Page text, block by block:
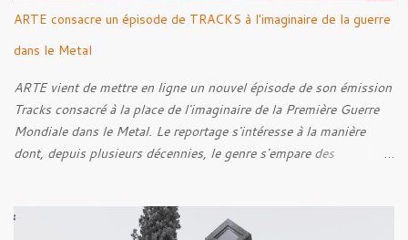
ARTE consacre un épisode de TRACKS à l'imaginaire de la guerre
dans le Metal
ARTE vient de mettre en ligne un nouvel épisode de son émission
Tracks consacré à la place de l'imaginaire de la Première Guerre
Mondiale dans le Metal. Le reportage s'intéresse à la manière
dont, depuis plusieurs décennies, le genre s'empare des
cette réflexion, Tracks est allé à la rencontre de Noise (